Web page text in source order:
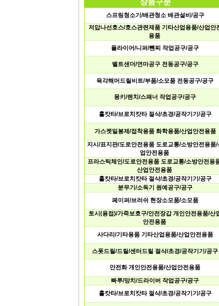
상품구분
스프링청소기/배관청소배관설비/공구
저압나선호스/호스관련제품기타산업용품/산업안
용품
플라이어/니퍼/뺀찌작업공구/공구
벨트샌더/연마공구전동공구/공구
육각해머드릴비트/부품/소모품전동공구/공구
몽키/렌치/스패너작업공구/공구
홀캇타/브로치캇타절삭/초경/공작기기/공구
가스켓밀봉제/접착용품화학용품/산업안전용품
지시/표지판/도로안전용품도로교통/소방안전용품/
업안전용품
프라스틱체인/도로안전용품도로교통/소방안전용
산업안전용품
홀캇타/브로치캇타절삭/초경/공작기기/공구
분무기/소독기원예공구/공구
페이퍼/브러쉬현장소모품/소모품
토시(용접)/가죽보호구/안전장갑개인안전용품/산
안전용품
사다리/기타용품기타산업용품/산업안전용품
스폿드릴/드릴/센터드릴절삭/초경/공작기기/공구
안전화개인안전용품/산업안전용품
빠루/망치/드라이버작업공구/공구
홀캇타/브로치캇타절삭/초경/공작기기/공구